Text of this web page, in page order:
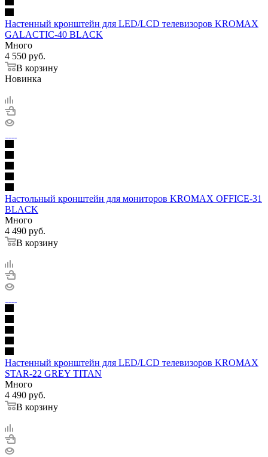
Настенный кронштейн для LED/LCD телевизоров KROMAX
GALACTIC-40 BLACK
Много
4 550 руб.
В корзину
Новинка
Настольный кронштейн для мониторов KROMAX OFFICE-31
BLACK
Много
4 490 руб.
В корзину
Настенный кронштейн для LED/LCD телевизоров KROMAX
STAR-22 GREY TITAN
Много
4 490 руб.
В корзину